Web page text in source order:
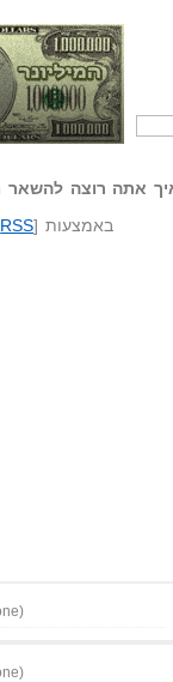
המיליונר
אתה רוצה להשאר
באמצעות [RSS
(none)
(none)